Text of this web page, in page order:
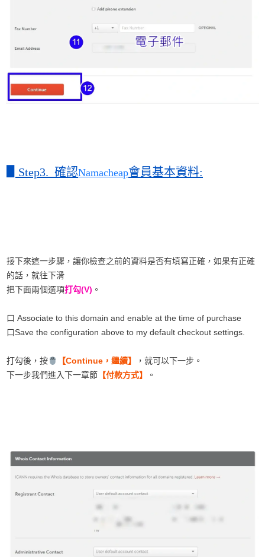
Step3. 確認Namacheap會員基本資料:
接下來這一步驟，讓你檢查之前的資料是否有填寫正確，如果有正確
的話，就往下滑
把下面兩個選項打勾(V) 。
口 Associate to this domain and enable at the time of purchase
口Save the configuration above to my default checkout settings.
打勾後，按 【Continue，繼續】
，就可以下一步。
下一步我們進入下一章節 【付款方式】 。